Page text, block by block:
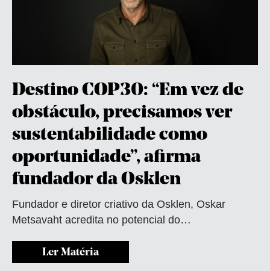
Destino COP30: “Em vez de
obstáculo, precisamos ver
sustentabilidade como
oportunidade”, afirma
fundador da Osklen
Fundador e diretor criativo da Osklen, Oskar
Metsavaht acredita no potencial do…
Ler Matéria